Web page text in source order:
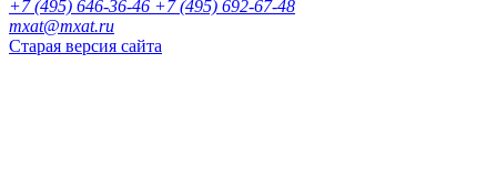
+7 (495) 646-36-46 +7 (495) 692-67-48‬
mxat@mxat.ru
Старая версия сайта